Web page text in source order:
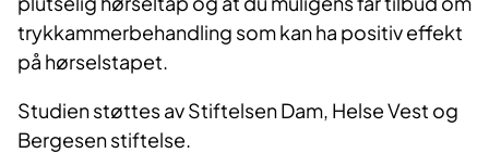
trykkammerbehandling som kan ha positiv effekt
på hørselstapet.
Studien støttes av Stiftelsen Dam, Helse Vest og
Bergesen stiftelse.